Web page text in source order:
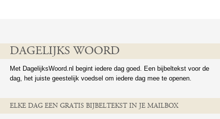
DAGELIJKS WOORD
Met DagelijksWoord.nl begint iedere dag goed. Een bijbeltekst voor de
dag, het juiste geestelijk voedsel om iedere dag mee te openen.
ELKE DAG EEN GRATIS BIJBELTEKST IN JE MAILBOX